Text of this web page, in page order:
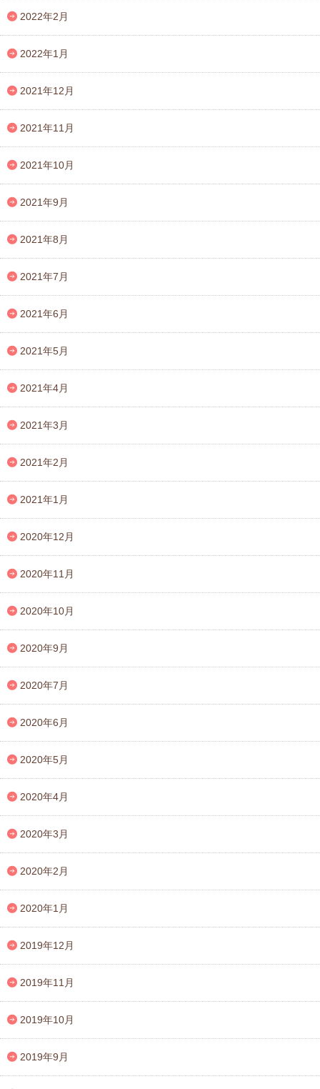
2022年2月
2022年1月
2021年12月
2021年11月
2021年10月
2021年9月
2021年8月
2021年7月
2021年6月
2021年5月
2021年4月
2021年3月
2021年2月
2021年1月
2020年12月
2020年11月
2020年10月
2020年9月
2020年7月
2020年6月
2020年5月
2020年4月
2020年3月
2020年2月
2020年1月
2019年12月
2019年11月
2019年10月
2019年9月